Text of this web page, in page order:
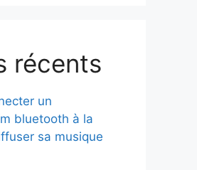
récents
un
bluetooth à la
sa musique